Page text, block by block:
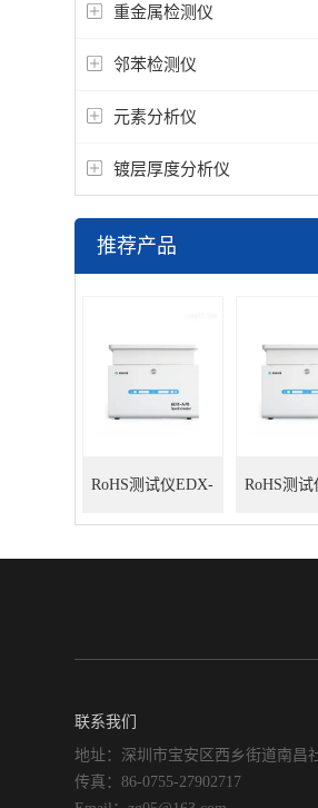
重金属检测仪
邻苯检测仪
元素分析仪
镀层厚度分析仪
推荐产品
RoHS测试仪EDX- RoHS测
联系我们
地址：深圳市宝安区西乡街道南昌
传真：86-0755-27902717